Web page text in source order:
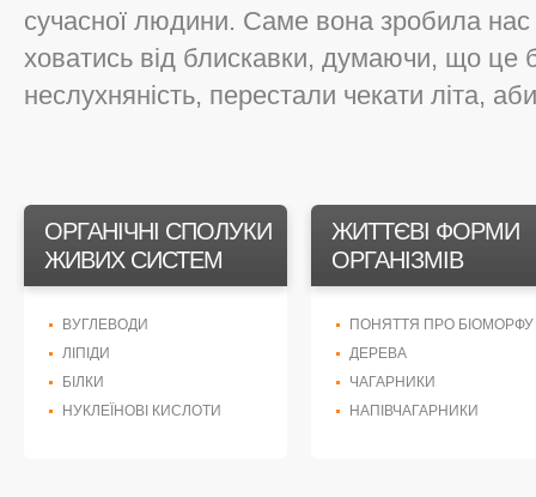
сучасної людини. Саме вона зробила
ховатись від блискавки, думаючи, що це
неслухняність, перестали чекати літа,
ОРГАНІЧНІ СПОЛУКИ
ЖИВИХ СИСТЕМ
ВУГЛЕВОДИ
ЛІПІДИ
БІЛКИ
НУКЛЕЇНОВІ КИСЛОТИ
ЖИТТЄВІ ФОРМИ
ОРГАНІЗМІВ
ПОНЯТТЯ ПРО БІОМОРФУ
ДЕРЕВА
ЧАГАРНИКИ
НАПІВЧАГАРНИКИ